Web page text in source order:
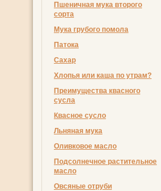
Пшеничная мука второго
сорта
Мука грубого помола
Патока
Сахар
Хлопья или каша по утрам?
Преимущества квасного
сусла
Квасное сусло
Льняная мука
Оливковое масло
Подсолнечное растительное
масло
Овсяные отруби